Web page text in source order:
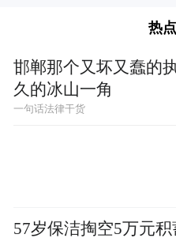
热
邯郸那个又坏又蠢的
久的冰山一角
一句话法律干货
57岁保洁掏空5万元积